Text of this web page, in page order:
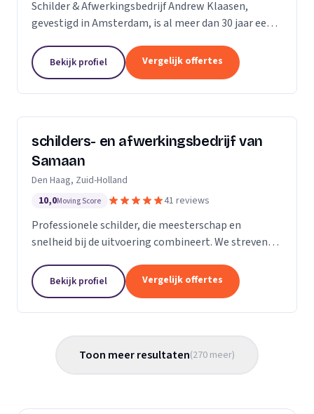
Schilder & Afwerkingsbedrijf Andrew Klaasen,
gevestigd in Amsterdam, is al meer dan 30 jaar een
van ervaren professionals brengt kleur en leven in...
Bekijk profiel Vergelijk offertes
schilders- en afwerkingsbedrijf van
Samaan
Den Haag, Zuid-Holland
10,0Moving Score 41 reviews
Professionele schilder, die meesterschap en
snelheid bij de uitvoering combineert. We streven
flexibiliteit, onderscheidende kwaliteit en
concurrerende...
Bekijk profiel Vergelijk offertes
Toon meer resultaten(270 meer)